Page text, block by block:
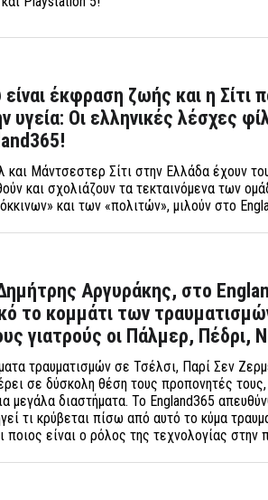
έκφραση ζωής και η Σίτι
υγεία: Οι ελληνικές λέσχες
και Μάντσεστερ Σίτι στην Ελλάδα έχουν
και σχολιάζουν τα τεκταινόμενα των
και των «πολιτών», μιλούν στο
Αργυράκης, στο
το κομμάτι των
γιατρούς οι Πάλμερ, Πέδρι,
τραυματισμών σε Τσέλσι, Παρί Σεν
σε δύσκολη θέση τους προπονητές
μεγάλα διαστήματα. Το England365
τι κρύβεται πίσω από αυτό το κύμα
ποιος είναι ο ρόλος της τεχνολογίας